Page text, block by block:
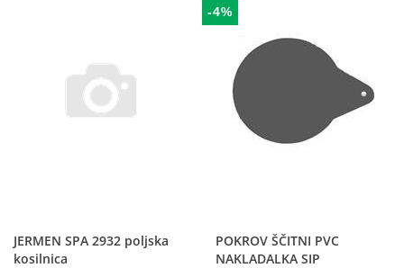
JERMEN SPA 2932 poljska
kosilnica
-4%
POKROV ŠČITNI PVC
NAKLADALKA SIP